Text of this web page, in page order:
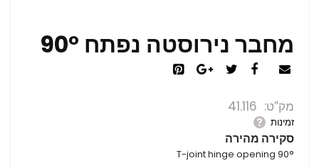
מחבר נירוסטה נפתח 90°
מק”ט 41.116
זמינות
סקירה מהירה
T-joint hinge opening 90°